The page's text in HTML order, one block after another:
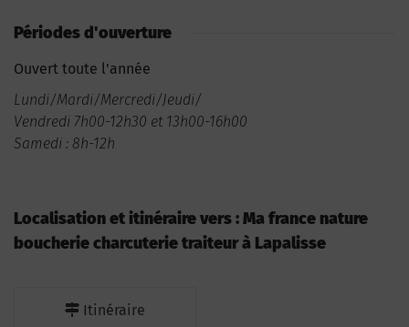
Périodes d'ouverture
Ouvert toute l'année
Lundi/Mardi/Mercredi/Jeudi/
Vendredi 7h00-12h30 et 13h00-16h00
Samedi : 8h-12h
Localisation et itinéraire vers : Ma france nature
boucherie charcuterie traiteur à Lapalisse
Itinéraire